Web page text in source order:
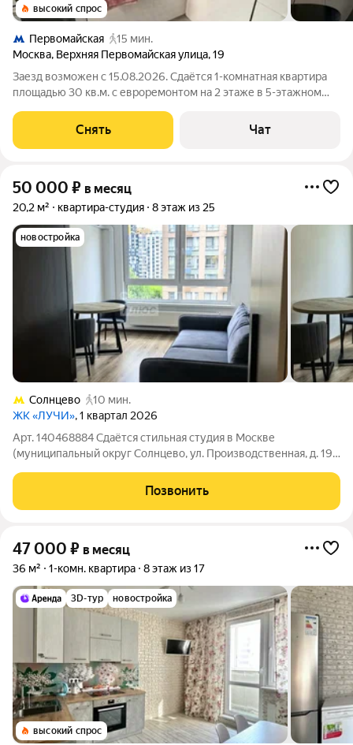
высокий спрос
Первомайская
15 мин.
Москва, Верхняя Первомайская улица,19
Заезд возможен с 15.08.2026. Сдаётся 1-комнатная квартира
площадью 30 кв.м. с евроремонтом на 2 этаже в 5-этажном
Микроволновка Дом - кирпичный. В подъезде 1 лифт - 0
грузовых и 1
Снять Чат
50 000 ₽ в месяц
20,2 м² квартира-студия 8 этаж из 25
новостройка
Солнцево
10 мин.
ЖК «ЛУЧИ», 1 квартал 2026
Арт. 140468884 Сдаётся стильная студия в Москве
(муниципальный округ Солнцево, ул. Производственная, д. 19,
одного человека или пары. В студии продуманная планировка
и современный лаконичный
Позвонить
47 000 ₽ в месяц
36 м² 1-комн. квартира 8 этаж из 17
3D-тур новостройка
высокий спрос